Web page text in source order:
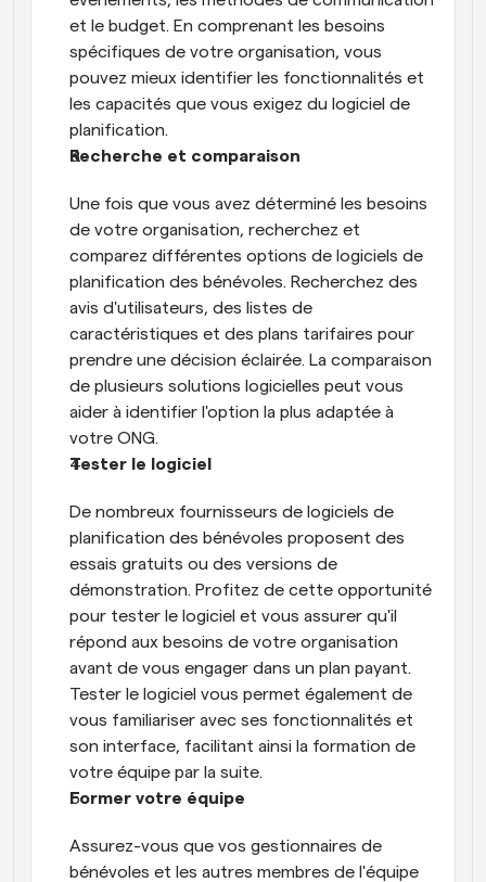
et le budget. En comprenant les besoins
spécifiques de votre organisation, vous
pouvez mieux identifier les fonctionnalités et
les capacités que vous exigez du logiciel de
planification.
Recherche et comparaison
Une fois que vous avez déterminé les besoins
de votre organisation, recherchez et
comparez différentes options de logiciels de
planification des bénévoles. Recherchez des
avis d'utilisateurs, des listes de
caractéristiques et des plans tarifaires pour
prendre une décision éclairée. La comparaison
de plusieurs solutions logicielles peut vous
aider à identifier l'option la plus adaptée à
votre ONG.
Tester le logiciel
De nombreux fournisseurs de logiciels de
planification des bénévoles proposent des
essais gratuits ou des versions de
démonstration. Profitez de cette opportunité
pour tester le logiciel et vous assurer qu'il
répond aux besoins de votre organisation
avant de vous engager dans un plan payant.
Tester le logiciel vous permet également de
vous familiariser avec ses fonctionnalités et
son interface, facilitant ainsi la formation de
votre équipe par la suite.
Former votre équipe
Assurez-vous que vos gestionnaires de
bénévoles et les autres membres de l'équipe